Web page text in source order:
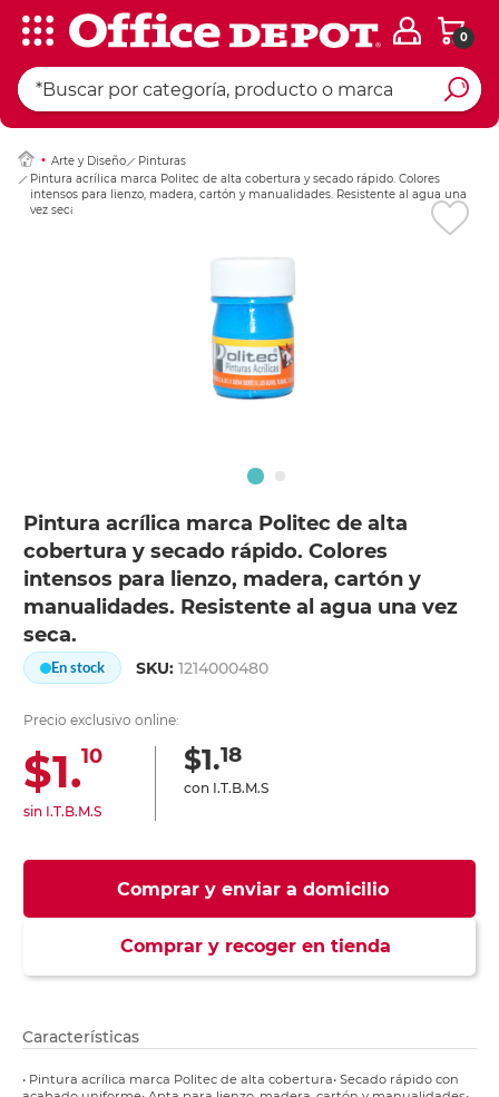
0
Arte y Diseño
Pinturas
Pintura acrílica marca Politec de alta cobertura y secado rápido. Colores
intensos para lienzo, madera, cartón y manualidades. Resistente al agua una
vez seca.
Pintura acrílica marca Politec de alta
cobertura y secado rápido. Colores
intensos para lienzo, madera, cartón y
manualidades. Resistente al agua una vez
seca.
En stock SKU:1214000480
Precio exclusivo online:
$1.10
sin I.T.B.M.S
$1.18
con I.T.B.M.S
Comprar y enviar a domicilio
Comprar y recoger en tienda
Ingresar Codigo
Características
• Pintura acrílica marca Politec de alta cobertura• Secado rápido con